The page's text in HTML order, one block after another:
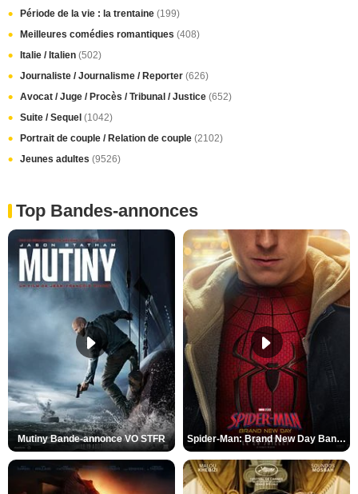
Période de la vie : la trentaine (199)
Meilleures comédies romantiques (408)
Italie / Italien (502)
Journaliste / Journalisme / Reporter (626)
Avocat / Juge / Procès / Tribunal / Justice (652)
Suite / Sequel (1042)
Portrait de couple / Relation de couple (2102)
Jeunes adultes (9526)
Top Bandes-annonces
Mutiny Bande-annonce VO STFR Spider-Man: Brand New Day Bande-annonce VO STFR